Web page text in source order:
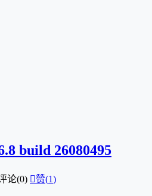
build 26080495
论(0) 赞(1)